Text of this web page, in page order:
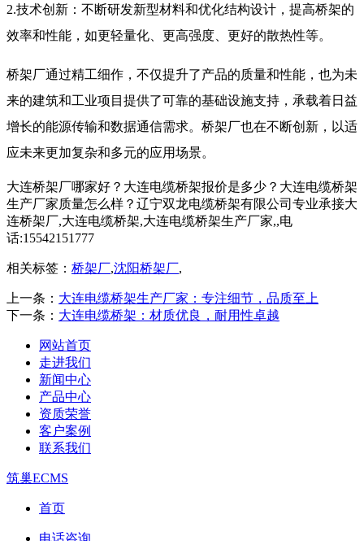
2.技术创新：不断研发新型材料和优化结构设计，提高桥架的
效率和性能，如更轻量化、更高强度、更好的散热性等。
桥架厂通过精工细作，不仅提升了产品的质量和性能，也为未
来的建筑和工业项目提供了可靠的基础设施支持，承载着日益
增长的能源传输和数据通信需求。桥架厂也在不断创新，以适
应未来更加复杂和多元的应用场景。
大连桥架厂哪家好？大连电缆桥架报价是多少？大连电缆桥架
生产厂家质量怎么样？辽宁双龙电缆桥架有限公司专业承接大
连桥架厂,大连电缆桥架,大连电缆桥架生产厂家,,电
话:15542151777
相关标签： 桥架厂,沈阳桥架厂,
上一条： 大连电缆桥架生产厂家：专注细节，品质至上
下一条： 大连电缆桥架：材质优良，耐用性卓越
网站首页
走进我们
新闻中心
产品中心
资质荣誉
客户案例
联系我们
筑巢ECMS
首页
电话咨询